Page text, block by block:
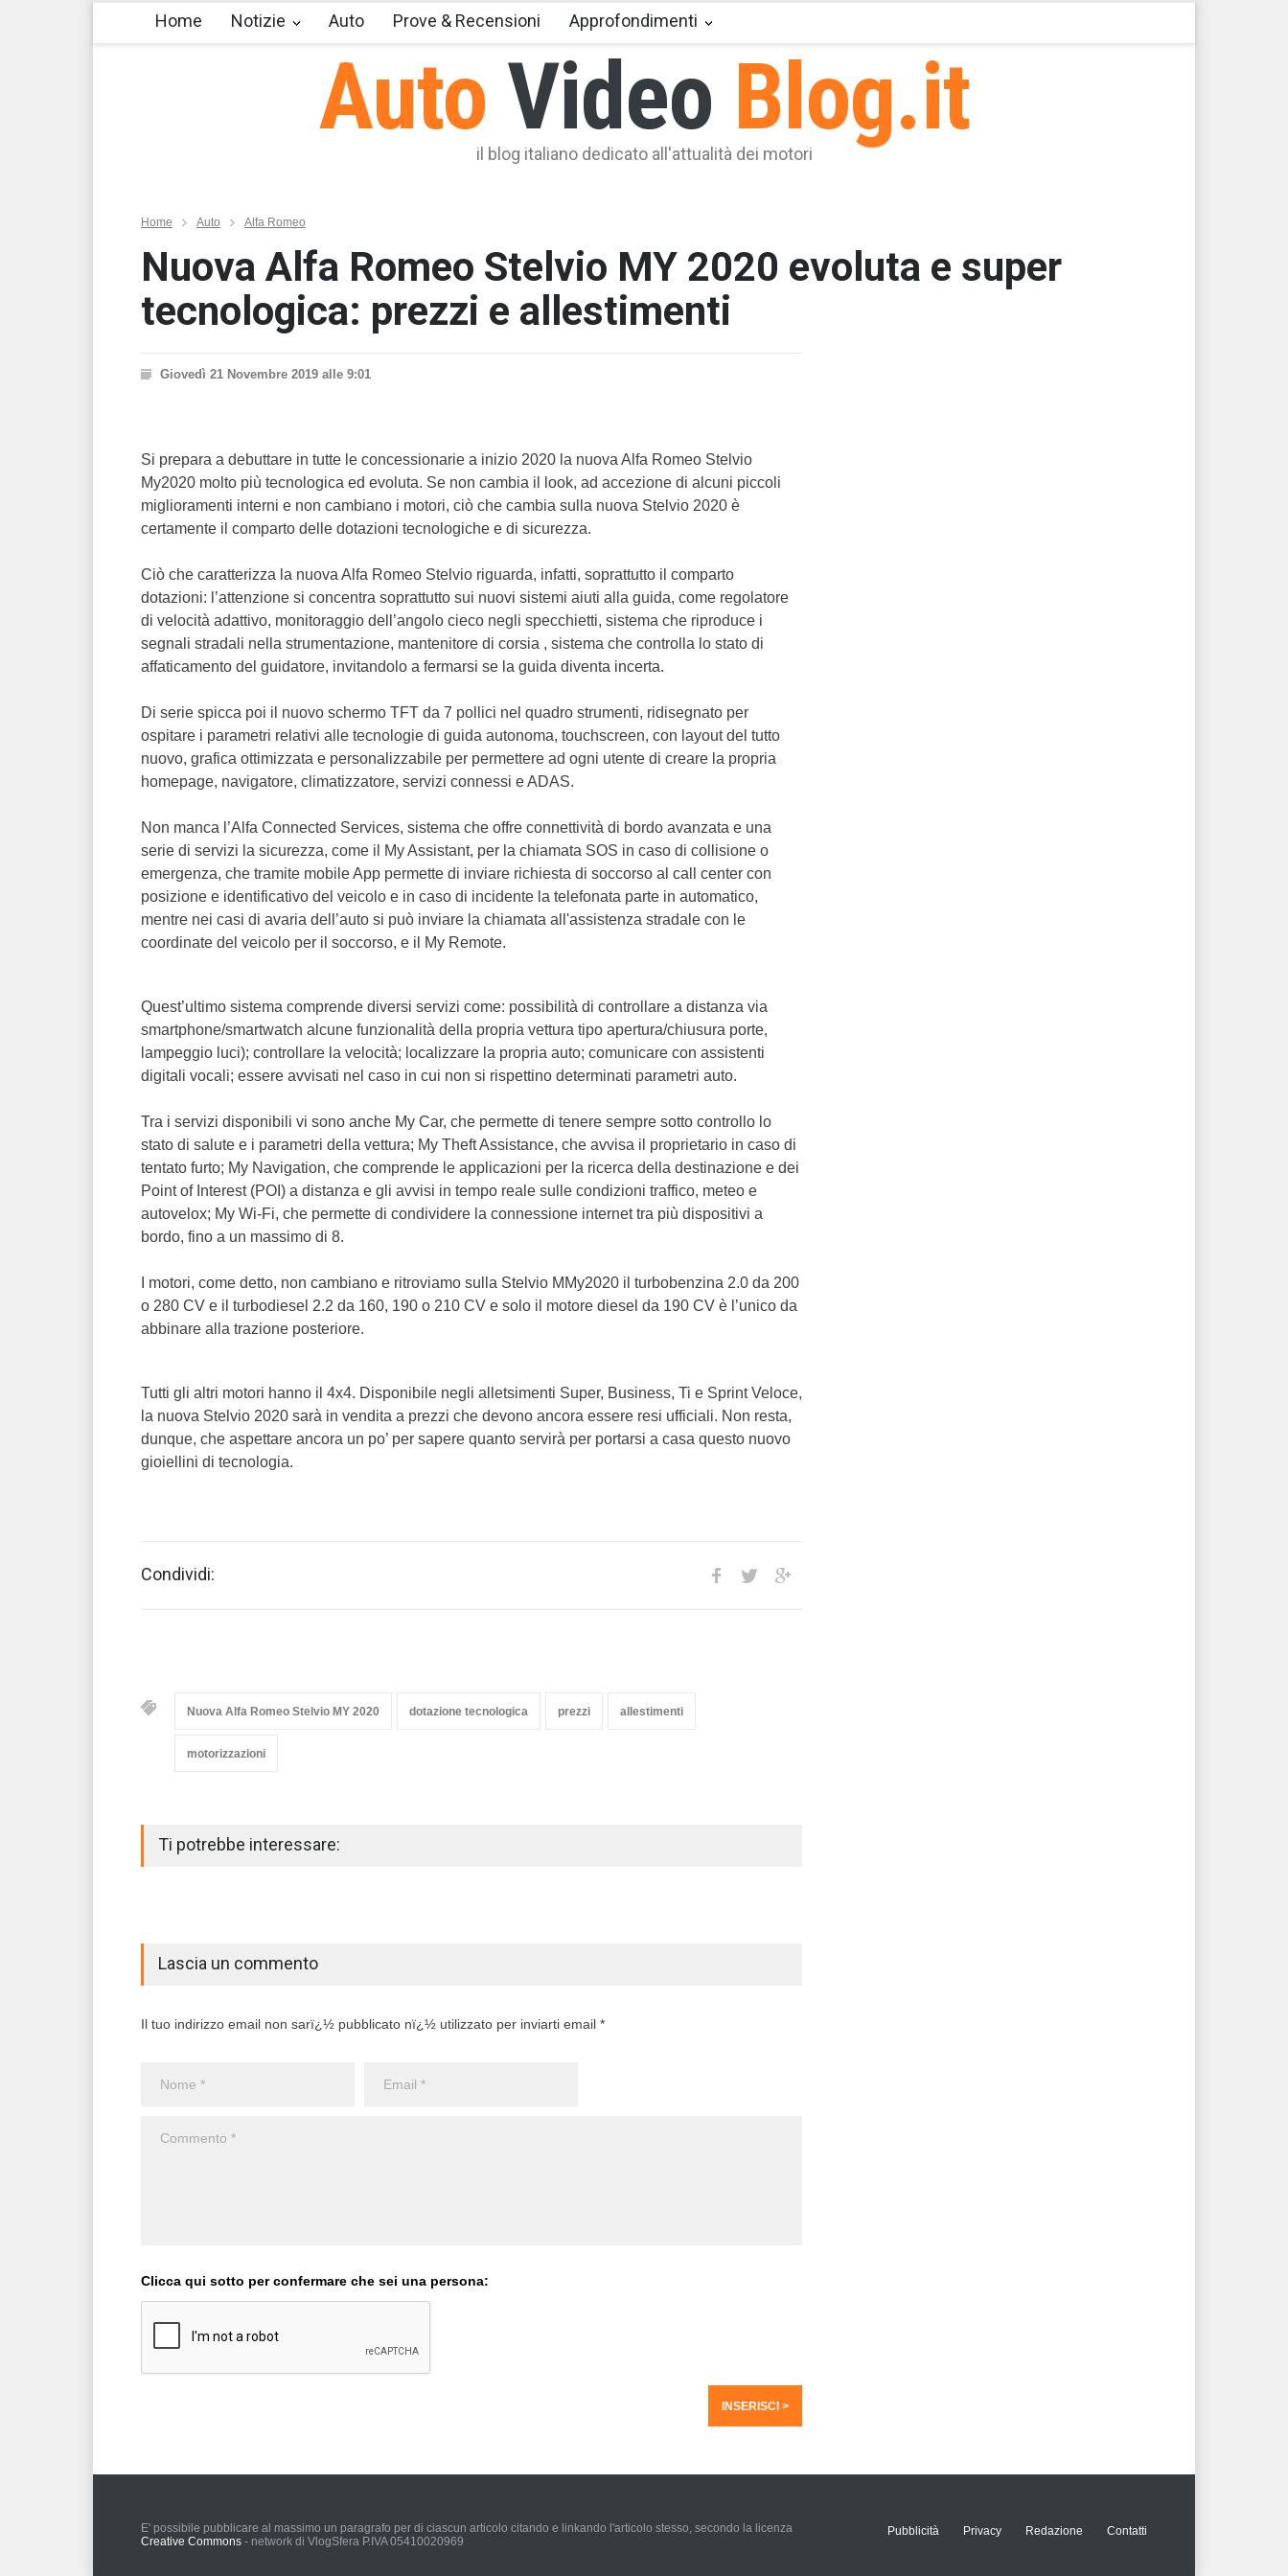
Auto Video Blog.it
il blog italiano dedicato all'attualità dei motori
Home Notizie Auto Prove & Recensioni Approfondimenti
Home Auto Alfa Romeo
Nuova Alfa Romeo Stelvio MY 2020 evoluta e super
tecnologica: prezzi e allestimenti
Giovedì 21 Novembre 2019 alle 9:01
Si prepara a debuttare in tutte le concessionarie a inizio 2020 la nuova Alfa Romeo Stelvio
My2020 molto più tecnologica ed evoluta. Se non cambia il look, ad accezione di alcuni piccoli
miglioramenti interni e non cambiano i motori, ciò che cambia sulla nuova Stelvio 2020 è
certamente il comparto delle dotazioni tecnologiche e di sicurezza.
Ciò che caratterizza la nuova Alfa Romeo Stelvio riguarda, infatti, soprattutto il comparto
dotazioni: l’attenzione si concentra soprattutto sui nuovi sistemi aiuti alla guida, come regolatore
di velocità adattivo, monitoraggio dell’angolo cieco negli specchietti, sistema che riproduce i
segnali stradali nella strumentazione, mantenitore di corsia , sistema che controlla lo stato di
affaticamento del guidatore, invitandolo a fermarsi se la guida diventa incerta.
Di serie spicca poi il nuovo schermo TFT da 7 pollici nel quadro strumenti, ridisegnato per
ospitare i parametri relativi alle tecnologie di guida autonoma, touchscreen, con layout del tutto
nuovo, grafica ottimizzata e personalizzabile per permettere ad ogni utente di creare la propria
homepage, navigatore, climatizzatore, servizi connessi e ADAS.
Non manca l’Alfa Connected Services, sistema che offre connettività di bordo avanzata e una
serie di servizi la sicurezza, come il My Assistant, per la chiamata SOS in caso di collisione o
emergenza, che tramite mobile App permette di inviare richiesta di soccorso al call center con
posizione e identificativo del veicolo e in caso di incidente la telefonata parte in automatico,
mentre nei casi di avaria dell’auto si può inviare la chiamata all'assistenza stradale con le
coordinate del veicolo per il soccorso, e il My Remote.
Quest’ultimo sistema comprende diversi servizi come: possibilità di controllare a distanza via
smartphone/smartwatch alcune funzionalità della propria vettura tipo apertura/chiusura porte,
lampeggio luci); controllare la velocità; localizzare la propria auto; comunicare con assistenti
digitali vocali; essere avvisati nel caso in cui non si rispettino determinati parametri auto.
Tra i servizi disponibili vi sono anche My Car, che permette di tenere sempre sotto controllo lo
stato di salute e i parametri della vettura; My Theft Assistance, che avvisa il proprietario in caso di
tentato furto; My Navigation, che comprende le applicazioni per la ricerca della destinazione e dei
Point of Interest (POI) a distanza e gli avvisi in tempo reale sulle condizioni traffico, meteo e
autovelox; My Wi-Fi, che permette di condividere la connessione internet tra più dispositivi a
bordo, fino a un massimo di 8.
I motori, come detto, non cambiano e ritroviamo sulla Stelvio MMy2020 il turbobenzina 2.0 da 200
o 280 CV e il turbodiesel 2.2 da 160, 190 o 210 CV e solo il motore diesel da 190 CV è l’unico da
abbinare alla trazione posteriore.
Tutti gli altri motori hanno il 4x4. Disponibile negli alletsimenti Super, Business, Ti e Sprint Veloce,
la nuova Stelvio 2020 sarà in vendita a prezzi che devono ancora essere resi ufficiali. Non resta,
dunque, che aspettare ancora un po’ per sapere quanto servirà per portarsi a casa questo nuovo
gioiellini di tecnologia.
Condividi:
Nuova Alfa Romeo Stelvio MY 2020 dotazione tecnologica prezzi allestimenti
motorizzazioni
Ti potrebbe interessare:
Lascia un commento
Il tuo indirizzo email non sarï¿½ pubblicato nï¿½ utilizzato per inviarti email *
Clicca qui sotto per confermare che sei una persona:
E' possibile pubblicare al massimo un paragrafo per di ciascun articolo citando e linkando l'articolo stesso, secondo la licenza
Creative Commons - network di VlogSfera P.IVA 05410020969
Pubblicità Privacy Redazione Contatti